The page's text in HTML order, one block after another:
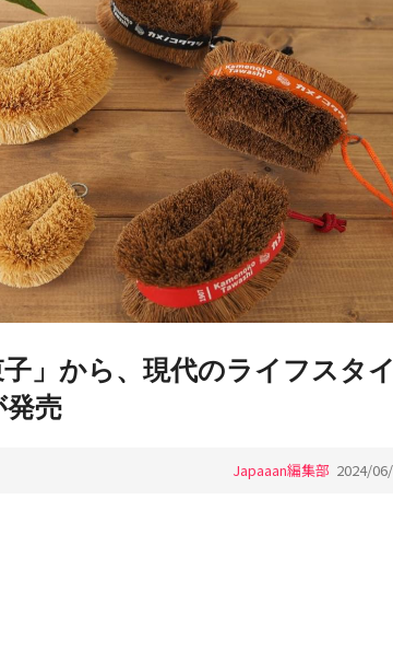
」から、現代のライフスタイ
売
Japaaan編集部 2024/